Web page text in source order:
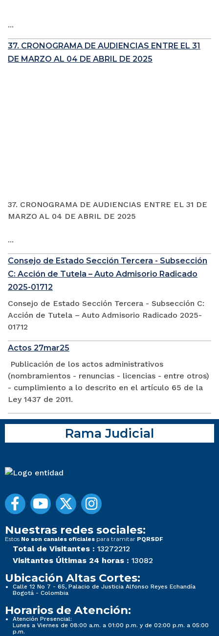
...
37. CRONOGRAMA DE AUDIENCIAS ENTRE EL 31
DE MARZO AL 04 DE ABRIL DE 2025
37. CRONOGRAMA DE AUDIENCIAS ENTRE EL 31 DE
MARZO AL 04 DE ABRIL DE 2025
...
Consejo de Estado Sección Tercera - Subsección
C: Acción de Tutela – Auto Admisorio Radicado
2025-01712
Consejo de Estado Sección Tercera - Subsección C:
Acción de Tutela – Auto Admisorio Radicado 2025-
01712
Actos 27mar25
Publicación de los actos administrativos
(nombramientos - renuncias - licencias - entre otros)
- cumplimiento a lo descrito en el artículo 65 de la
Ley 1437 de 2011.
Rama Judicial
Nuestras redes sociales:
Estos No son canales oficiales para tramitar PQRSDF
Total de Visitantes : 13272212
Visitantes Últimas 24 horas : 13082
Ubicación Altas Cortes:
Calle 12 No 7 - 65, Palacio de Justicia Alfonso Reyes Echandía
Bogotá - Colombia
Horarios de Atención:
Atención Presencial:
Lunes a Viernes de 08:00 a.m. a 01:00 p.m. y de 02:00 p.m. a 05:00
p.m.